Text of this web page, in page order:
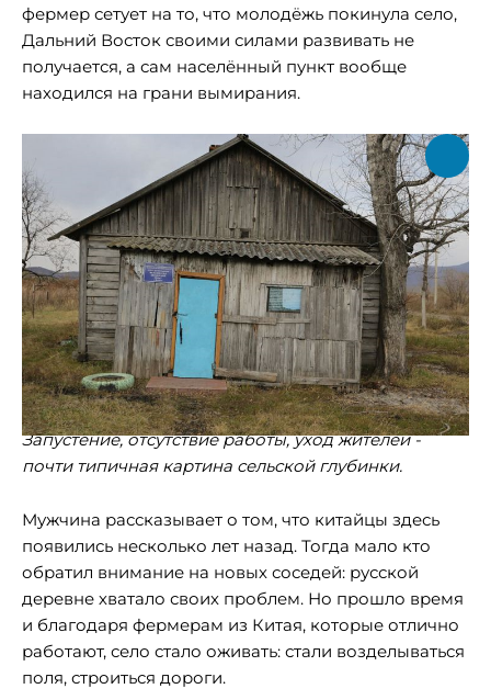
фермер сетует на то, что молодёжь покинула село,
Дальний Восток своими силами развивать не
получается, а сам населённый пункт вообще
находился на грани вымирания.
Запустение, отсутствие работы, уход жителей -
почти типичная картина сельской глубинки.
Мужчина рассказывает о том, что китайцы здесь
появились несколько лет назад. Тогда мало кто
обратил внимание на новых соседей: русской
деревне хватало своих проблем. Но прошло время
и благодаря фермерам из Китая, которые отлично
работают, село стало оживать: стали возделываться
поля, строиться дороги.